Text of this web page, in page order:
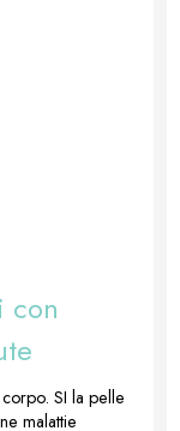
con
SI la pelle
malattie